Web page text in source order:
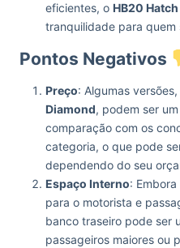
eficientes, o HB20
tranquilidade para
Pontos Negativos
Preço: Algumas
Diamond, podem ser
comparação com os
categoria, o que pode
dependendo do seu
Espaço Interno:
para o motorista e
banco traseiro pode ser
passageiros maiores ou